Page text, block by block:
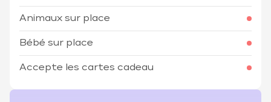
Animaux sur place
Bébé sur place
Accepte les cartes cadeau